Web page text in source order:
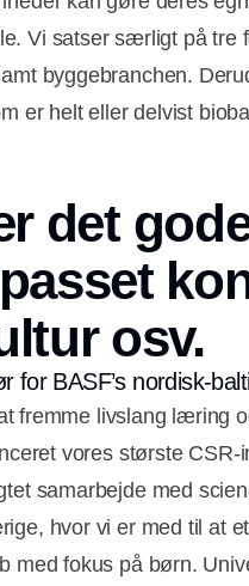
Vi satser særligt på tre
byggebranchen.
er helt eller delvist
det
osv.
for BASF’s nordisk-
fremme livslang læring
vores største CSR-
samarbejde med
hvor vi er med til at
med fokus på børn.